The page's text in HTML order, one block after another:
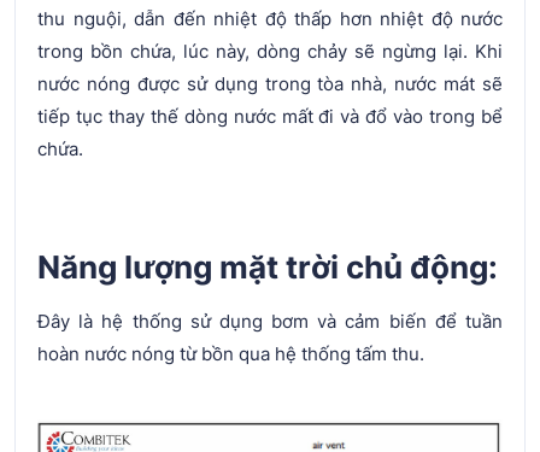
thu nguội, dẫn đến nhiệt độ thấp hơn nhiệt độ nước
trong bồn chứa, lúc này, dòng chảy sẽ ngừng lại. Khi
nước nóng được sử dụng trong tòa nhà, nước mát sẽ
tiếp tục thay thế dòng nước mất đi và đổ vào trong bể
chứa.
Năng lượng mặt trời chủ động:
Đây là hệ thống sử dụng bơm và cảm biến để tuần
hoàn nước nóng từ bồn qua hệ thống tấm thu.